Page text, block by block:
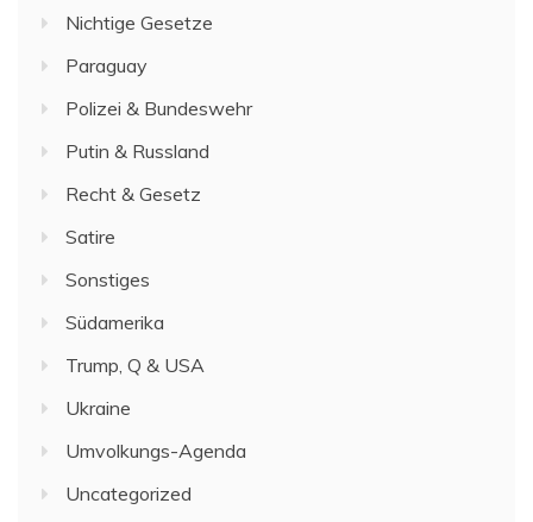
Nichtige Gesetze
Paraguay
Polizei & Bundeswehr
Putin & Russland
Recht & Gesetz
Satire
Sonstiges
Südamerika
Trump, Q & USA
Ukraine
Umvolkungs-Agenda
Uncategorized